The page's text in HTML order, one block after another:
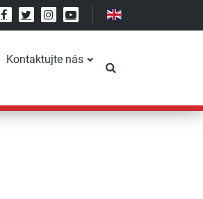
FacebookTwitterInstagram
YouTube
Kontaktujte nás